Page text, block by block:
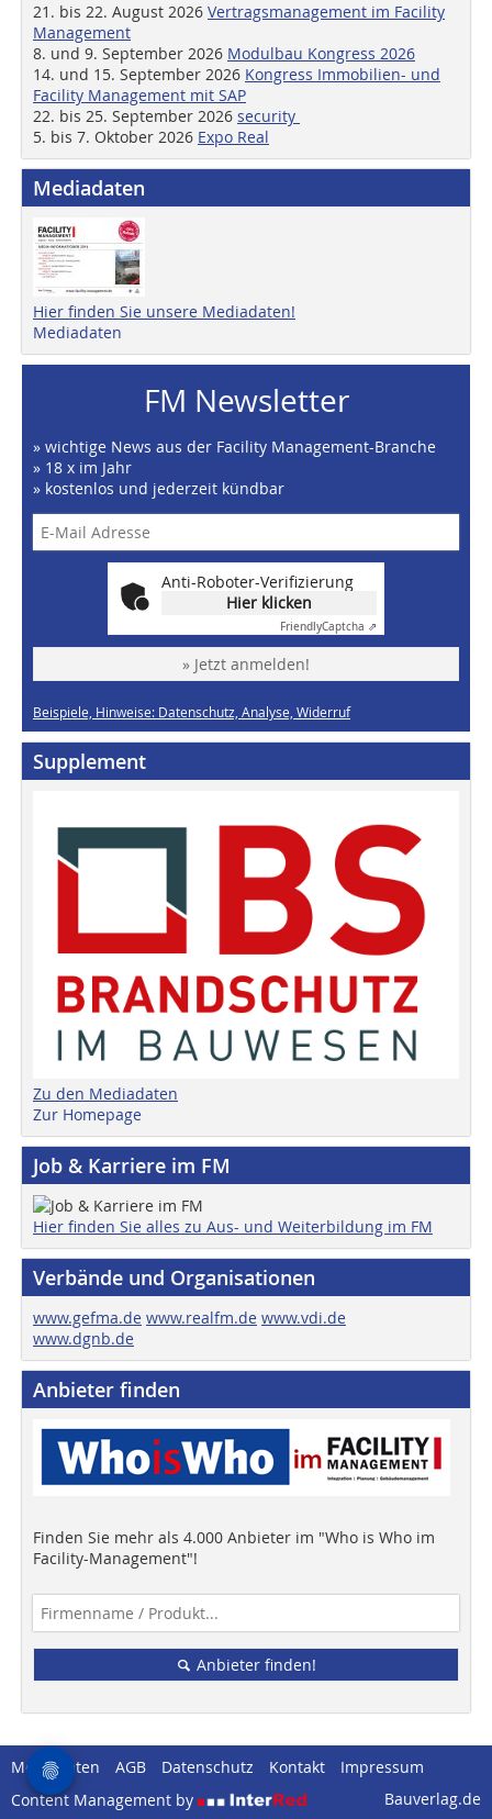
21. bis 22. August 2026 Vertragsmanagement im Facility
Management
8. und 9. September 2026 Modulbau Kongress 2026
14. und 15. September 2026 Kongress Immobilien- und
Facility Management mit SAP
22. bis 25. September 2026 security
5. bis 7. Oktober 2026 Expo Real
Mediadaten
Hier finden Sie unsere Mediadaten!
Mediadaten
FM Newsletter
» wichtige News aus der Facility Management-Branche
» 18 x im Jahr
» kostenlos und jederzeit kündbar
Anti-Roboter-Verifizierung
Hier klicken
FriendlyCaptcha ⇗
» Jetzt anmelden!
Beispiele, Hinweise: Datenschutz, Analyse, Widerruf
Supplement
Zu den Mediadaten
Zur Homepage
Job & Karriere im FM
Hier finden Sie alles zu Aus- und Weiterbildung im FM
Verbände und Organisationen
www.gefma.de www.realfm.de www.vdi.de
www.dgnb.de
Anbieter finden
Finden Sie mehr als 4.000 Anbieter im "Who is Who im
Facility-Management"!
Anbieter finden!
Mediadaten AGB Datenschutz Kontakt
Impressum
Content Management by
Bauverlag.de